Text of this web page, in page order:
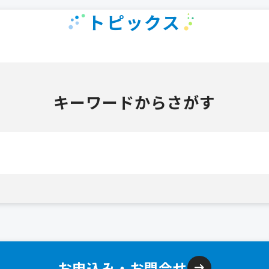
トピックス
キーワードからさがす